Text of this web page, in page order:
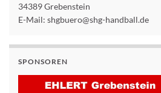
34389 Grebenstein
E-Mail: shgbuero@shg-handball.de
SPONSOREN